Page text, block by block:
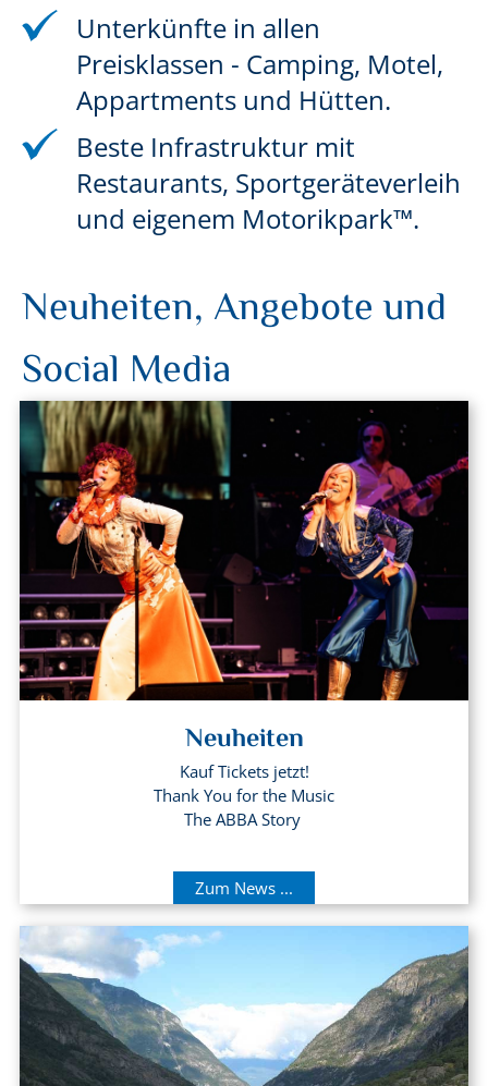
Unterkünfte in allen
Preisklassen - Camping, Motel,
Appartments und Hütten.
Beste Infrastruktur mit
Restaurants, Sportgeräteverleih
und eigenem Motorikpark™.
Neuheiten, Angebote und
Social Media
Neuheiten
Kauf Tickets jetzt!
Thank You for the Music
The ABBA Story
Zum News ...